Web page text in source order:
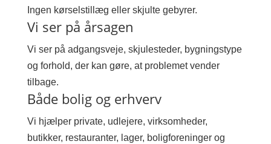
Ingen kørselstillæg eller skjulte gebyrer.
Vi ser på årsagen
Vi ser på adgangsveje, skjulesteder, bygningstype
og forhold, der kan gøre, at problemet vender
tilbage.
Både bolig og erhverv
Vi hjælper private, udlejere, virksomheder,
butikker, restauranter, lager, boligforeninger og